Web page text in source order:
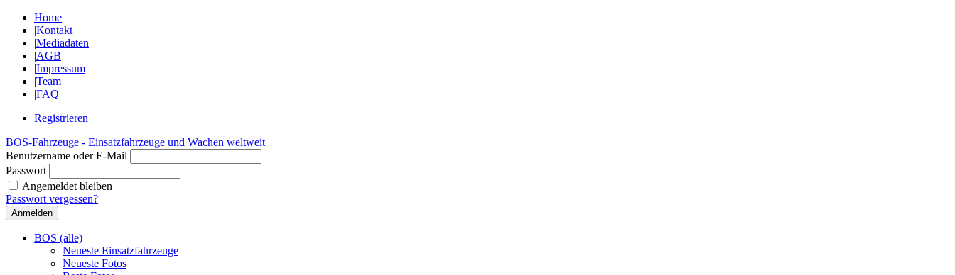
Home
|Kontakt
|Mediadaten
|AGB
|Impressum
|Team
|FAQ
Registrieren
BOS-Fahrzeuge - Einsatzfahrzeuge und Wachen weltweit
Benutzername oder E-Mail
Passwort
Angemeldet bleiben
Passwort vergessen?
BOS (alle)
Neueste Einsatzfahrzeuge
Neueste Fotos